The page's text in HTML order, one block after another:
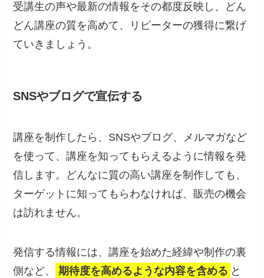
受講生の声や最新の情報をその都度反映し、どん
どん講座の質を高めて、リピーターの獲得に繋げ
ていきましょう。
SNSやブログで宣伝する
講座を制作したら、SNSやブログ、メルマガなど
を使って、講座を知ってもらえるように情報を発
信します。どんなに質の高い講座を制作しても、
ターゲットに知ってもらわなければ、販売の機会
は訪れません。
発信する情報には、講座を始めた経緯や制作の裏
側など、
期待度を高めるような内容を含める と